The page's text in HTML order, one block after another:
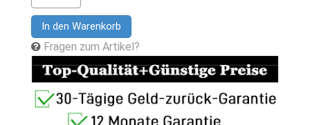
In den Warenkorb
Fragen zum Artikel?